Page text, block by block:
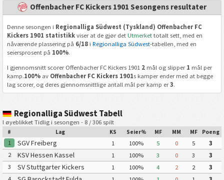
Offenbacher FC Kickers 1901 Sesongens resultater
Denne sesongen i Regionalliga Südwest (Tyskland) Offenbacher FC
Kickers 1901 statistikkviser at de gjør det Utmerkettotalt sett, med en
nåværende plassering på 6/18i Regionalliga Südwest-tabellen, med en
seiersprosent på 100%.
I gjennomsnitt scorer Offenbacher FC Kickers 1901 2mål og slipper 1 mål per
kamp.100%av Offenbacher FC Kickers 1901s kamper ender med at begge
lag scorer, og deres gjennomsnittlige antall mål per kamp er3.
Regionalliga Südwest Tabell
I øyeblikket Tidlig i sesongen - 8 / 306 spilt
# Lag KS Seier% MF MM MF Poeng
1 SGV Freiberg 1 100% 5 0 5
3
2
KSV Hessen Kassel 1 100% 3 0 3
3
3
SV Stuttgarter Kickers 1 100% 4 2 2
3